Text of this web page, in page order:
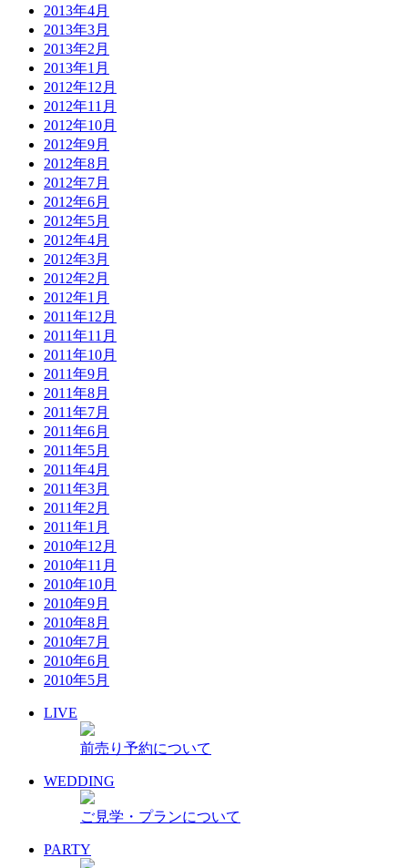
2013年4月
2013年3月
2013年2月
2013年1月
2012年12月
2012年11月
2012年10月
2012年9月
2012年8月
2012年7月
2012年6月
2012年5月
2012年4月
2012年3月
2012年2月
2012年1月
2011年12月
2011年11月
2011年10月
2011年9月
2011年8月
2011年7月
2011年6月
2011年5月
2011年4月
2011年3月
2011年2月
2011年1月
2010年12月
2010年11月
2010年10月
2010年9月
2010年8月
2010年7月
2010年6月
2010年5月
LIVE
前売り予約について
WEDDING
ご見学・プランについて
PARTY